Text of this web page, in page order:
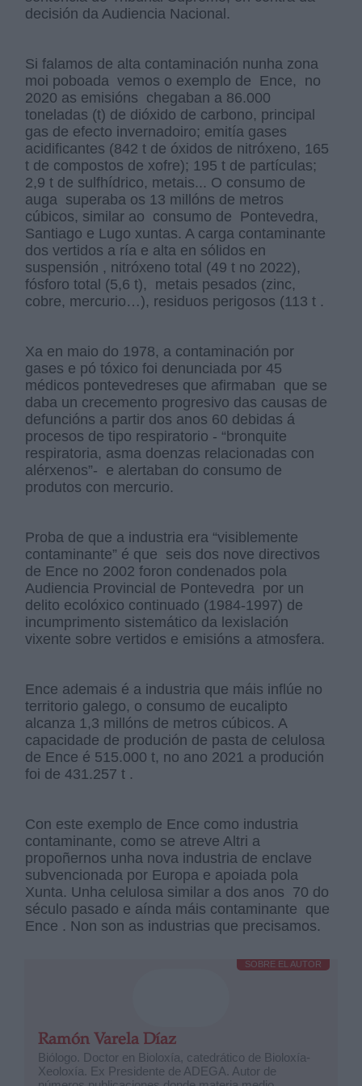
decisión da Audiencia Nacional.
Si falamos de alta contaminación nunha zona
moi poboada vemos o exemplo de Ence, no
2020 as emisións chegaban a 86.000
toneladas (t) de dióxido de carbono, principal
gas de efecto invernadoiro; emitía gases
acidificantes (842 t de óxidos de nitróxeno, 165
t de compostos de xofre); 195 t de partículas;
2,9 t de sulfhídrico, metais... O consumo de
auga superaba os 13 millóns de metros
cúbicos, similar ao consumo de Pontevedra,
Santiago e Lugo xuntas. A carga contaminante
dos vertidos a ría e alta en sólidos en
suspensión , nitróxeno total (49 t no 2022),
fósforo total (5,6 t), metais pesados (zinc,
cobre, mercurio…), residuos perigosos (113 t .
Xa en maio do 1978, a contaminación por
gases e pó tóxico foi denunciada por 45
médicos pontevedreses que afirmaban que se
daba un crecemento progresivo das causas de
defuncións a partir dos anos 60 debidas á
procesos de tipo respiratorio - “bronquite
respiratoria, asma doenzas relacionadas con
alérxenos”- e alertaban do consumo de
produtos con mercurio.
Proba de que a industria era “visiblemente
contaminante” é que seis dos nove directivos
de Ence no 2002 foron condenados pola
Audiencia Provincial de Pontevedra por un
delito ecolóxico continuado (1984-1997) de
incumprimento sistemático da lexislación
vixente sobre vertidos e emisións a atmosfera.
Ence ademais é a industria que máis inflúe no
territorio galego, o consumo de eucalipto
alcanza 1,3 millóns de metros cúbicos. A
capacidade de produción de pasta de celulosa
de Ence é 515.000 t, no ano 2021 a produción
foi de 431.257 t .
Con este exemplo de Ence como industria
contaminante, como se atreve Altri a
propoñernos unha nova industria de enclave
subvencionada por Europa e apoiada pola
Xunta. Unha celulosa similar a dos anos 70 do
século pasado e aínda máis contaminante que
Ence . Non son as industrias que precisamos.
SOBRE EL AUTOR
Ramón Varela Díaz
Biólogo. Doctor en Bioloxía, catedrático de Bioloxía-
Xeoloxía. Ex Presidente de ADEGA. Autor de